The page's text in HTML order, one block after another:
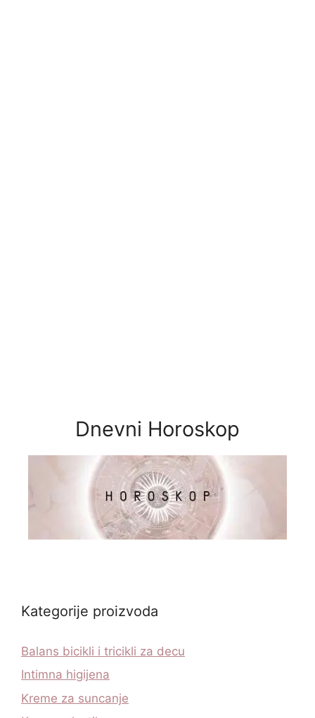
Dnevni Horoskop
Kategorije proizvoda
Balans bicikli i tricikli za decu
Intimna higijena
Kreme za suncanje